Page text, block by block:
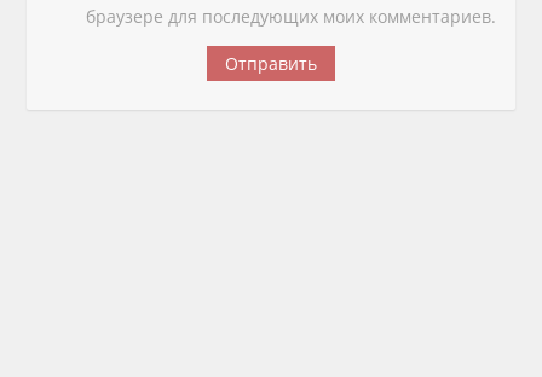
браузере для последующих моих комментариев.